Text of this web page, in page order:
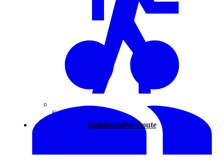
Spazieren
Kollaborative Route